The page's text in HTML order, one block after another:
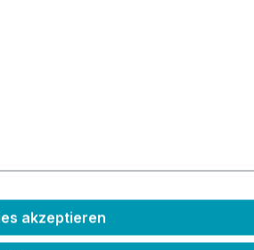
Nicht essbar
akzeptieren